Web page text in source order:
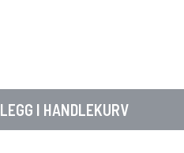
LEGG I HANDLEKURV